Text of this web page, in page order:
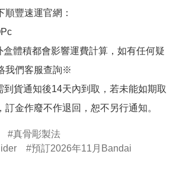
順豐速運官網：
體積都會影響運費計算，如有任何疑
我們客服查詢※
到貨通知後14天內到取，若未能如期取
訂金作廢不作退回，恕不另行通知。
真骨彫製法
預訂2026年11月Bandai